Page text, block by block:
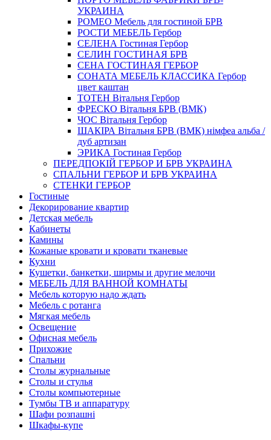
УКРАИНА
РОМЕО Мебель для гостиной БРВ
РОСТИ МЕБЕЛЬ Гербор
СЕЛЕНА Гостиная Гербор
СЕЛИН ГОСТИНАЯ БРВ
СЕНА ГОСТИНАЯ ГЕРБОР
СОНАТА МЕБЕЛЬ КЛАССИКА Гербор
цвет каштан
ТОТЕН Вітальня Гербор
ФРЕСКО Вітальня БРВ (ВМК)
ЧОС Вітальня Гербор
ШАКІРА Вітальня БРВ (ВМК) німфеа альба /
дуб артизан
ЭРИКА Гостиная Гербор
ПЕРЕДПОКІЙ ГЕРБОР И БРВ УКРАИНА
СПАЛЬНИ ГЕРБОР И БРВ УКРАИНА
СТЕНКИ ГЕРБОР
Гостиные
Декорирование квартир
Детская мебель
Кабинеты
Камины
Кожаные кровати и кровати тканевые
Кухни
Кушетки, банкетки, ширмы и другие мелочи
МЕБЕЛЬ ДЛЯ ВАННОЙ КОМНАТЫ
Мебель которую надо ждать
Мебель с ротанга
Мягкая мебель
Освещение
Офисная мебель
Прихожие
Спальни
Столы журнальные
Столы и стулья
Столы компьютерные
Тумбы ТВ и аппаратуру
Шафи розпашні
Шкафы-купе